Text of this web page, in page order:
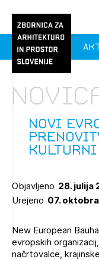
Članstvo
O ZAPS
1/1
Novi
Objavljeno 28. julija
Urejeno 07.
New European
evropskih
načrtovalce,
1/2
Prijava
Novičnike vam bomo
Mesečni
Novičnik